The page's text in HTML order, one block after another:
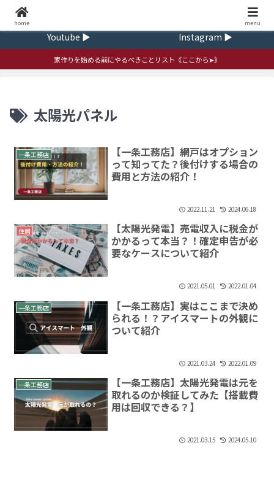
Youtube ▶
Instagram ▶
家作りを始める前にやるべきことリスト《ここから➤》
太陽光パネル
一条工務店
【一条工務店】網戸はオプション
って知ってた？後付けする場合の
費用と方法の紹介！
2022.11.21 2024.06.18
住居
【太陽光発電】売電収入に税金が
かかるって本当？！確定申告が必
要なケースについて紹介
2021.05.01 2022.01.04
一条工務店
【一条工務店】実はここまで決め
られる！？アイスマートの外観に
ついて紹介
2021.03.24 2022.01.09
一条工務店
【一条工務店】太陽光発電は元を
取れるのか検証してみた【搭載費
用は回収できる？】
2021.03.15 2024.05.10
home ｍenu